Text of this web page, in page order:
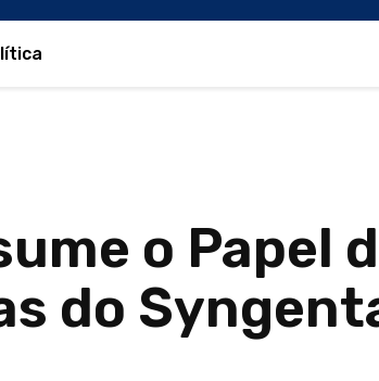
o Papel
do